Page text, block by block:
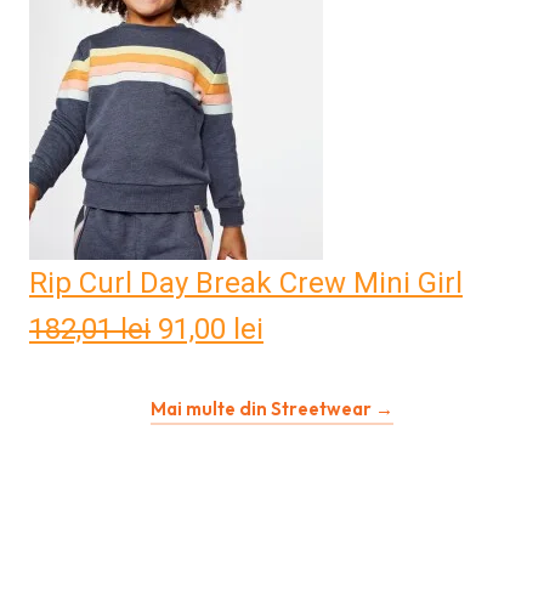
232,85 lei.
Rip Curl Day Break Crew Mini Girl
182,01lei Prețul
a
91,00 lei
este:
Mai multe din Streetwear →